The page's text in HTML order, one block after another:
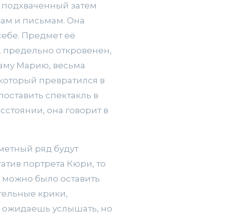
затем
и письмам. Она
Предмет её
предельно откровенен,
Марию, весьма
превратился в
спектакль в
она говорит в
ряд будут
портрета Кюри, то
было оставить
крики,
ожидаешь услышать, но